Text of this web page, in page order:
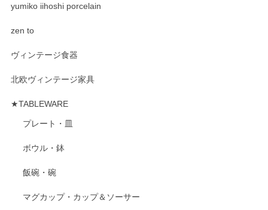
yumiko iihoshi porcelain
zen to
ヴィンテージ食器
北欧ヴィンテージ家具
★TABLEWARE
プレート・皿
ボウル・鉢
飯碗・碗
マグカップ・カップ＆ソーサー